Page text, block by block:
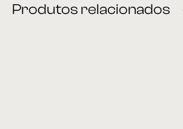
Produtos relacionados